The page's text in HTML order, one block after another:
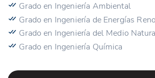
Grado en Ingeniería Ambiental
Grado en Ingeniería de Energías
Grado en Ingeniería del Medio
Grado en Ingeniería Química